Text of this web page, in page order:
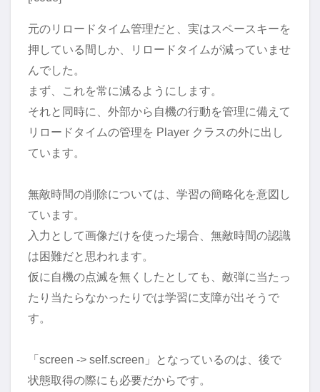
元のリロードタイム管理だと、実はスペースキーを
押している間しか、リロードタイムが減っていませ
んでした。
まず、これを常に減るようにします。
それと同時に、外部から自機の行動を管理に備えて
リロードタイムの管理を Player クラスの外に出し
ています。
無敵時間の削除については、学習の簡略化を意図し
ています。
入力として画像だけを使った場合、無敵時間の認識
は困難だと思われます。
仮に自機の点滅を無くしたとしても、敵弾に当たっ
たり当たらなかったりでは学習に支障が出そうで
す。
「screen -> self.screen」となっているのは、後で
状態取得の際にも必要だからです。